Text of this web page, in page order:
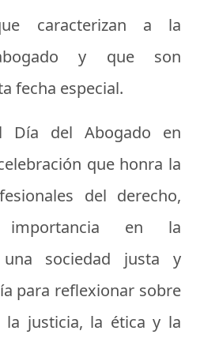
caracterizan a la
y que son
fecha especial.
Día del Abogado en
que honra la
del derecho,
importancia en la
sociedad justa y
para reflexionar sobre
justicia, la ética y la